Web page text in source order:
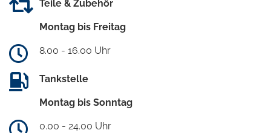
Teile & Zubehör
Montag bis Freitag
8.00 - 16.00 Uhr
Tankstelle
Montag bis Sonntag
0.00 - 24.00 Uhr